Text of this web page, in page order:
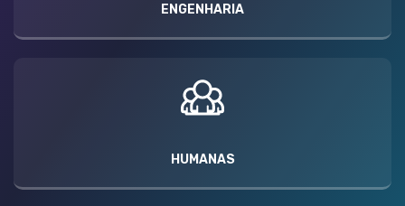
ENGENHARIA
HUMANAS